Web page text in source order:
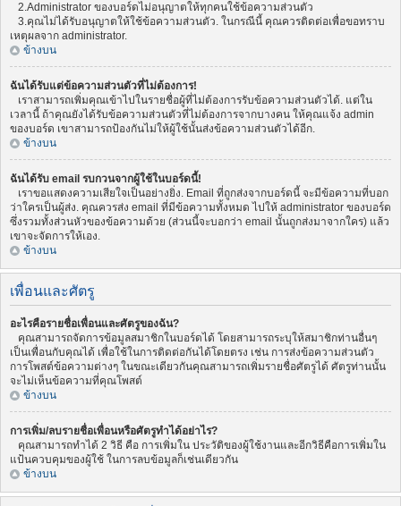
2.Administrator ของบอร์ดไม่อนุญาตให้ทุกคนใช้ข้อความส่วนตัว
3.คุณไม่ได้รับอนุญาตให้ใช้ข้อความส่วนตัว. ในกรณีนี้ คุณควรติดต่อเพื่อขอทราบ
เหตุผลจาก administrator.
ข้างบน
ฉันได้รับแต่ข้อความส่วนตัวที่ไม่ต้องการ!
เราสามารถเพิ่มคุณเข้าไปในรายชื่อผู้ที่ไม่ต้องการรับข้อความส่วนตัวได้. แต่ใน
เวลานี้ ถ้าคุณยังได้รับข้อความส่วนตัวที่ไม่ต้องการจากบางคน ให้คุณแจ้ง admin
ของบอร์ด เขาสามารถป้องกันไม่ให้ผู้ใช้นั้นส่งข้อความส่วนตัวได้อีก.
ข้างบน
ฉันได้รับ email รบกวนจากผู้ใช้ในบอร์ดนี้!
เราขอแสดงความเสียใจเป็นอย่างยิ่ง. Email ที่ถูกส่งจากบอร์ดนี้ จะมีข้อความที่บอก
ว่าใครเป็นผู้ส่ง. คุณควรส่ง email ที่มีข้อความทั้งหมด ไปให้ administrator ของบอร์ด
ซึ่งรวมทั้งส่วนหัวของข้อความด้วย (ส่วนนี้จะบอกว่า email นั้นถูกส่งมาจากใคร) แล้ว
เขาจะจัดการให้เอง.
ข้างบน
เพื่อนและศัตรู
อะไรคือรายชื่อเพื่อนและศัตรูของฉัน?
คุณสามารถจัดการข้อมูลสมาชิกในบอร์ดได้ โดยสามารถระบุให้สมาชิกท่านอื่นๆ
เป็นเพื่อนกับคุณได้ เพื่อใช้ในการติดต่อกันได้โดยตรง เช่น การส่งข้อความส่วนตัว
การโพสต์ข้อความต่างๆ ในขณะเดียวกันคุณสามารถเพิ่มรายชื่อศัตรูได้ ศัตรูท่านนั้น
จะไม่เห็นข้อความที่คุณโพสต์
ข้างบน
การเพิ่ม/ลบรายชื่อเพื่อนหรือศัตรูทำได้อย่าไร?
คุณสามารถทำได้ 2 วิธี คือ การเพิ่มใน ประวัติของผู้ใช้งานและอีกวิธีคือการเพิ่มใน
แป้นควบคุมของผู้ใช้ ในการลบข้อมูลก็เช่นเดียวกัน
ข้างบน